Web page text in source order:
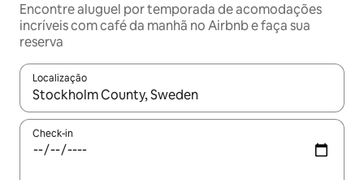
Encontre aluguel por temporada de acomodações
incríveis com café da manhã no Airbnb e faça sua
reserva
Localização
Quando os resultados estiverem disponíveis, explore-os
Check-in